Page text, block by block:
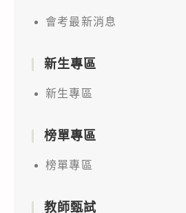
會考最新消息
新生專區
新生專區
榜單專區
榜單專區
教師甄試